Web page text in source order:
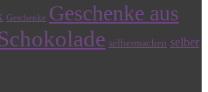
Geschenke Geschenke aus
selbermachen selber